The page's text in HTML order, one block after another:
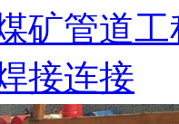
矿管道工
接连接